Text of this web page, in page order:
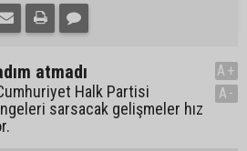
atmadı
Halk Partisi
sarsacak gelişmeler hız
A+
A-